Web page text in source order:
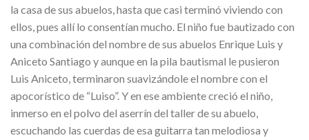
la casa de sus abuelos, hasta que casi terminó viviendo con
ellos, pues allí lo consentían mucho. El niño fue bautizado con
una combinación del nombre de sus abuelos Enrique Luis y
Aniceto Santiago y aunque en la pila bautismal le pusieron
Luis Aniceto, terminaron suavizándole el nombre con el
apocorístico de “Luiso”. Y en ese ambiente creció el niño,
inmerso en el polvo del aserrín del taller de su abuelo,
escuchando las cuerdas de esa guitarra tan melodiosa y